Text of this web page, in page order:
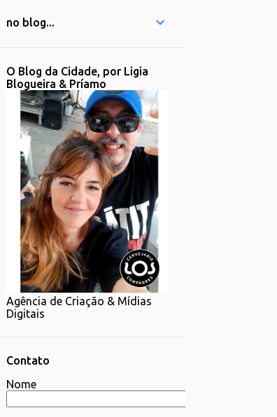
no blog...
O Blog da Cidade, por Ligia
Blogueira & Príamo
Agência de Criação & Mídias
Digitais
Contato
Nome